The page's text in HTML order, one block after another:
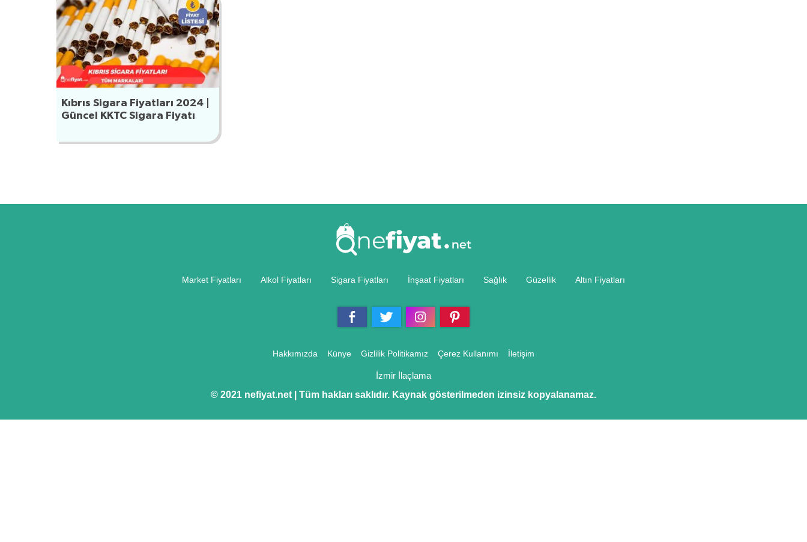
Kıbrıs Sigara Fiyatları 2024 |
Güncel KKTC Sigara Fiyatı
Market Fiyatları Alkol Fiyatları Sigara Fiyatları İnşaat Fiyatları Sağlık Güzellik Altın Fiyatları
Hakkımızda Künye Gizlilik Politikamız Çerez Kullanımı İletişim
İzmir İlaçlama
© 2021 nefiyat.net | Tüm hakları saklıdır. Kaynak gösterilmeden izinsiz kopyalanamaz.